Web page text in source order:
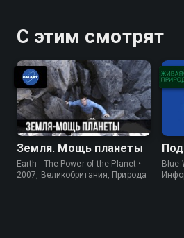
С этим смотрят
Земля. Мощь планеты
Earth - The Power of the Planet •
2007, Великобритания, Природа
Blue